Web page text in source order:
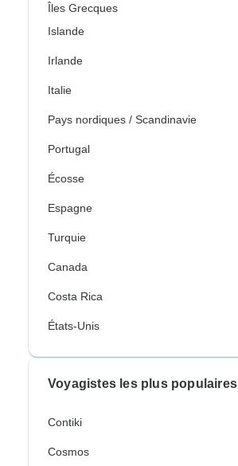
Îles Grecques
Islande
Irlande
Italie
Pays nordiques / Scandinavie
Portugal
Écosse
Espagne
Turquie
Canada
Costa Rica
États-Unis
Voyagistes les plus populaires
Contiki
Cosmos